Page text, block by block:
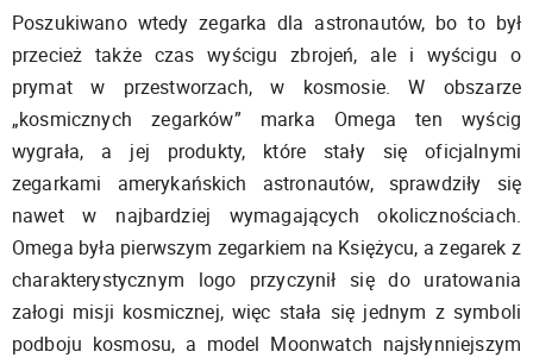
Poszukiwano wtedy zegarka dla astronautów, bo to był
przecież także czas wyścigu zbrojeń, ale i wyścigu o
prymat w przestworzach, w kosmosie. W obszarze
„kosmicznych zegarków” marka Omega ten wyścig
wygrała, a jej produkty, które stały się oficjalnymi
zegarkami amerykańskich astronautów, sprawdziły się
nawet w najbardziej wymagających okolicznościach.
Omega była pierwszym zegarkiem na Księżycu, a zegarek z
charakterystycznym logo przyczynił się do uratowania
załogi misji kosmicznej, więc stała się jednym z symboli
podboju kosmosu, a model Moonwatch najsłynniejszym